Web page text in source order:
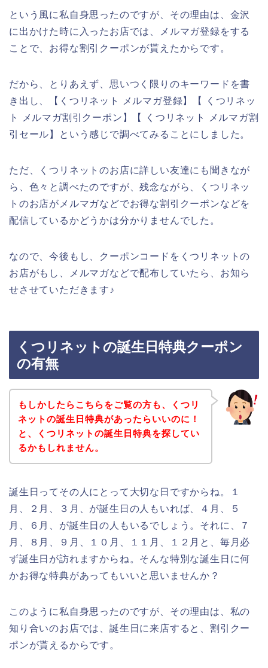
という風に私自身思ったのですが、その理由は、金沢
に出かけた時に入ったお店では、メルマガ登録をする
ことで、お得な割引クーポンが貰えたからです。
だから、とりあえず、思いつく限りのキーワードを書
き出し、【くつリネット メルマガ登録】【 くつリネッ
ト メルマガ割引クーポン】【 くつリネット メルマガ割
引セール】という感じで調べてみることにしました。
ただ、くつリネットのお店に詳しい友達にも聞きなが
ら、色々と調べたのですが、残念ながら、くつリネッ
トのお店がメルマガなどでお得な割引クーポンなどを
配信しているかどうかは分かりませんでした。
なので、今後もし、クーポンコードをくつリネットの
お店がもし、メルマガなどで配布していたら、お知ら
せさせていただきます♪
くつリネットの誕生日特典クーポン
の有無
もしかしたらこちらをご覧の方も、くつリ
ネットの誕生日特典があったらいいのに！
と、くつリネットの誕生日特典を探してい
るかもしれません。
誕生日ってその人にとって大切な日ですからね。１
月、２月、３月、が誕生日の人もいれば、４月、５
月、６月、が誕生日の人もいるでしょう。それに、７
月、８月、９月、１０月、１１月、１２月と、毎月必
ず誕生日が訪れますからね。そんな特別な誕生日に何
かお得な特典があってもいいと思いませんか？
このように私自身思ったのですが、その理由は、私の
知り合いのお店では、誕生日に来店すると、割引クー
ポンが貰えるからです。